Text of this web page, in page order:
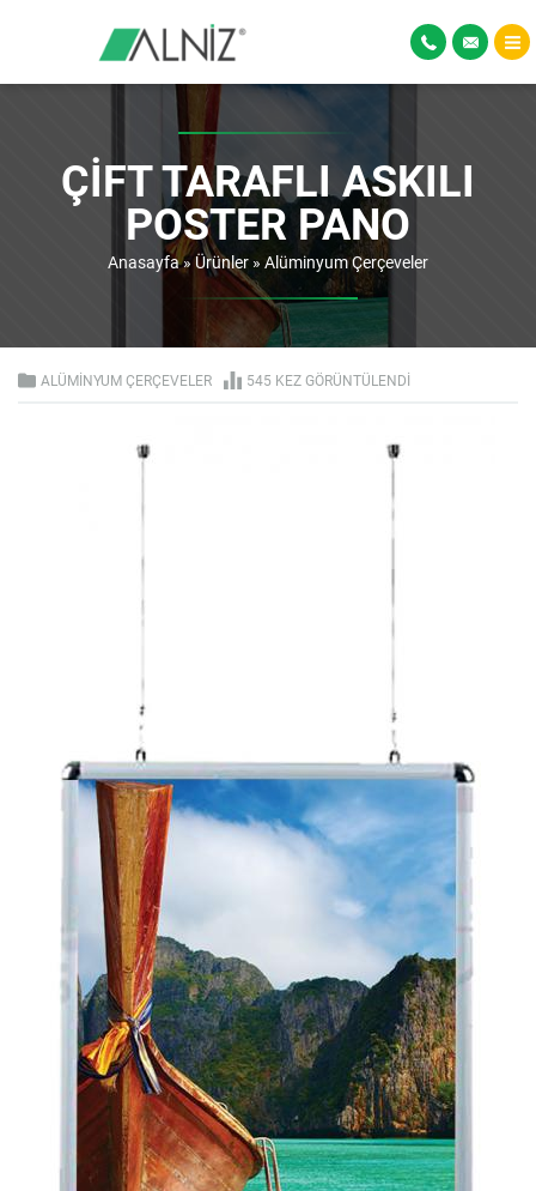
ÇİFT TARAFLI ASKILI
POSTER PANO
Anasayfa»Ürünler » Alüminyum Çerçeveler
ALÜMINYUM ÇERÇEVELER 545 KEZ GÖRÜNTÜLENDI